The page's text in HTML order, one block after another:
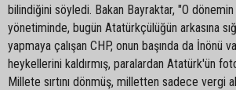
bilindiğini söyledi. Bakan Bayraktar, "O
yönetiminde, bugün Atatürkçülüğün arkasına
yapmaya çalışan CHP, onun başında da İnönü
heykellerini kaldırmış, paralardan Atatürk'ün
Millete sırtını dönmüş, milletten sadece vergi